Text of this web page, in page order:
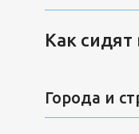
Как
Города и